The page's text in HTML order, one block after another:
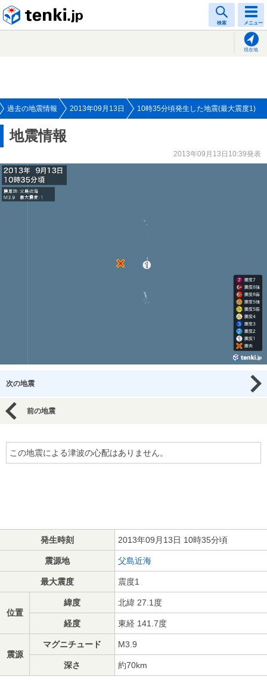
検索 メニュー
現在地
過去の地震情報 2013年09月13日 10時35分頃発生した地震(最大震度1)
地震情報
2013年09月13日10:39発表
次の地震
前の地震
この地震による津波の心配はありません。
発生時刻 2013年09月13日 10時35分頃
震源地 父島近海
最大震度 震度1
位置
緯度 北緯 27.1度
経度 東経 141.7度
震源
マグニチュード M3.9
深さ 約70km